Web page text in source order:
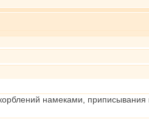
намеками, приписывания